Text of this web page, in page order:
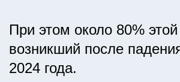
При этом около 80%
возникший после
2024 года.